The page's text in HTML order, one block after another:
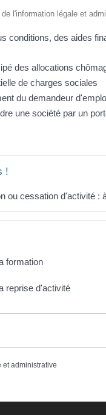
l'information légale et
conditions, des aides
des allocations
de charges sociales
du demandeur
une société par un
!
ou cessation d'activité :
formation
reprise d'activité
et administrative